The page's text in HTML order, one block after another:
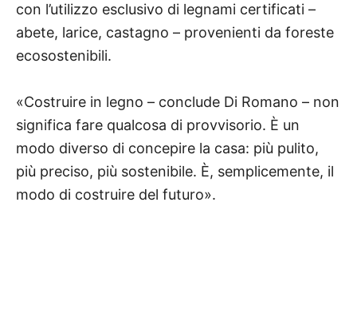
con l’utilizzo esclusivo di legnami certificati –
abete, larice, castagno – provenienti da foreste
ecosostenibili.
«Costruire in legno – conclude Di Romano – non
significa fare qualcosa di provvisorio. È un
modo diverso di concepire la casa: più pulito,
più preciso, più sostenibile. È, semplicemente, il
modo di costruire del futuro».